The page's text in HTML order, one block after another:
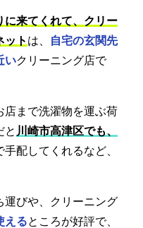
に来てくれて、クリー
ット は、
自宅の玄関先
いクリーニング店で
店まで洗濯物を運ぶ荷
と 川崎市高津区でも、
手配してくれるなど、
運びや、クリーニング
えるところが好評で、